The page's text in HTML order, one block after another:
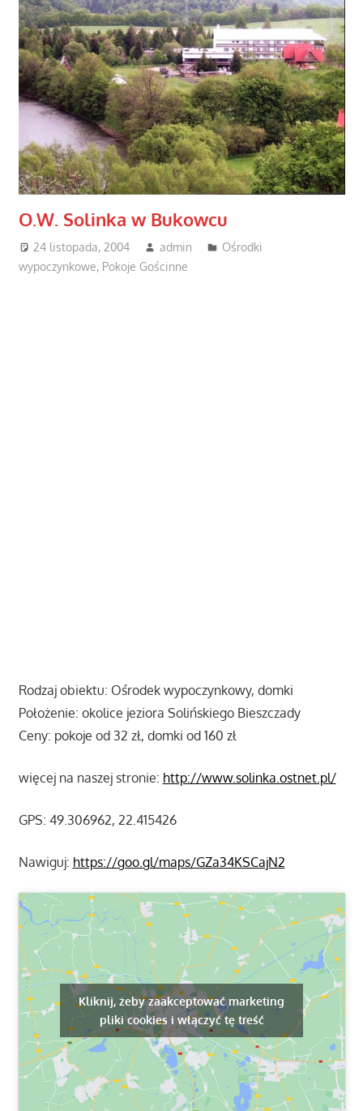
O.W. Solinka w Bukowcu
24 listopada, 2004 admin
Ośrodki
wypoczynkowe, Pokoje Gościnne
Rodzaj obiektu: Ośrodek wypoczynkowy, domki
Położenie: okolice jeziora Solińskiego Bieszczady
Ceny: pokoje od 32 zł, domki od 160 zł
więcej na naszej stronie: http://www.solinka.ostnet.pl/
GPS: 49.306962, 22.415426
Nawiguj: https://goo.gl/maps/GZa34KSCajN2
Kliknij, żeby zaakceptować marketing
pliki cookies i włączyć tę treść